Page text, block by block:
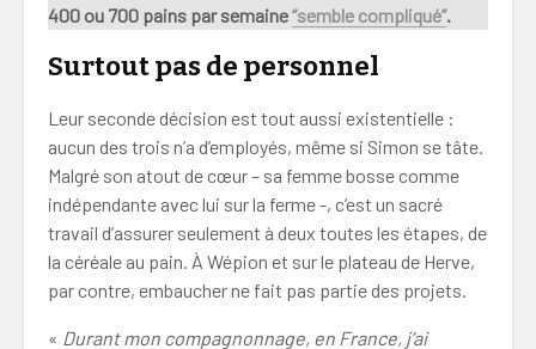
400 ou 700 pains par semaine“semble compliqué”.
Surtout pas de personnel
Leur seconde décision est tout aussi existentielle :
aucun des trois n’a d’employés, même si Simon se tâte.
Malgré son atout de cœur – sa femme bosse comme
indépendante avec lui sur la ferme -, c’est un sacré
travail d’assurer seulement à deux toutes les étapes, de
la céréale au pain. À Wépion et sur le plateau de Herve,
par contre, embaucher ne fait pas partie des projets.
« Durant mon compagnonnage, en France, j’ai